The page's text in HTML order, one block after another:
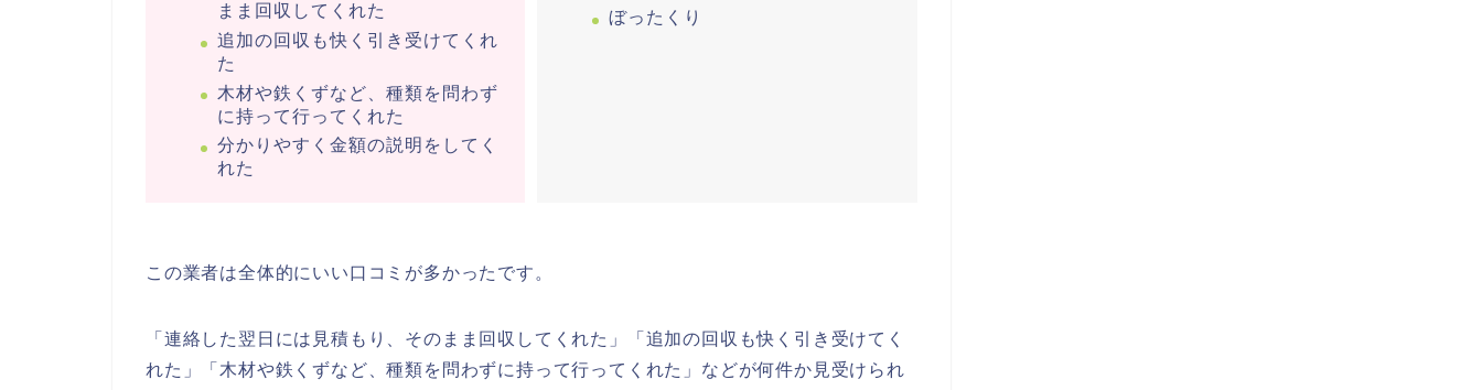
まま回収してくれた
追加の回収も快く引き受けてくれ
た
木材や鉄くずなど、種類を問わず
に持って行ってくれた
分かりやすく金額の説明をしてく
れた
ぼったくり
この業者は全体的にいい口コミが多かったです。
「連絡した翌日には見積もり、そのまま回収してくれた」「追加の回収も快く引き受けてく
れた」「木材や鉄くずなど、種類を問わずに持って行ってくれた」などが何件か見受けられ